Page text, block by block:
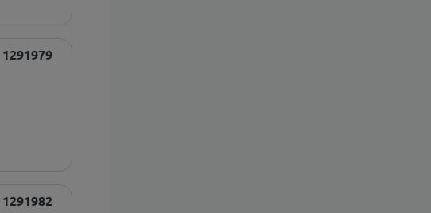
1291979
1291982